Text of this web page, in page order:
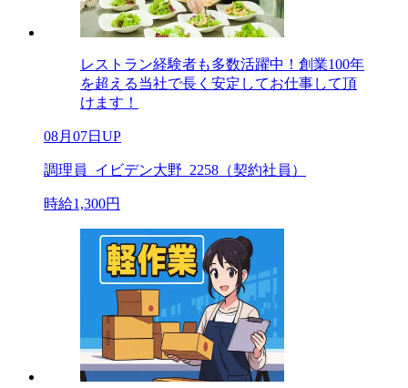
レストラン経験者も多数活躍中！創業100年
を超える当社で長く安定してお仕事して頂
けます！
08月07日UP
調理員_イビデン大野_2258（契約社員）
時給1,300円